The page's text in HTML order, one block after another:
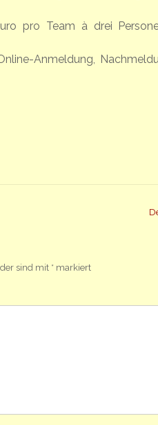
pro Team à drei
Anmeldung,
sind mit * markiert